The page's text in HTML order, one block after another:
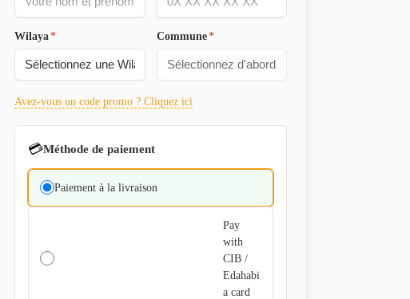
Wilaya* Commune*
Avez-vous un code promo ? Cliquez ici
💳Méthode de paiement
Paiement à la livraison
Pay
with
CIB /
Edahabi
a card